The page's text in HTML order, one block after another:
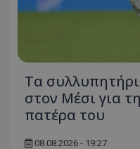
Τα
στον Μέσι για
πατέρα του
08.08.2026 - 19:27